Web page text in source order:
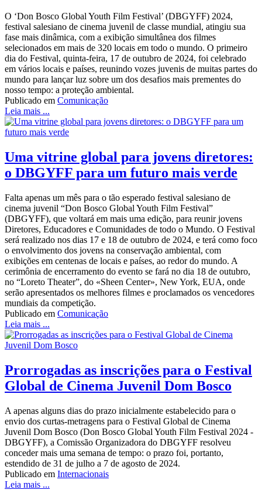
O ‘Don Bosco Global Youth Film Festival’ (DBGYFF) 2024,
festival salesiano de cinema juvenil de classe mundial, atingiu sua
fase mais dinâmica, com a exibição simultânea dos filmes
selecionados em mais de 320 locais em todo o mundo. O primeiro
dia do Festival, quinta-feira, 17 de outubro de 2024, foi celebrado
em vários locais e países, reunindo vozes juvenis de muitas partes do
mundo para lançar luz sobre um dos desafios mais prementes do
nosso tempo: a proteção ambiental.
Publicado em Comunicação
Leia mais ...
Uma vitrine global para jovens diretores:
o DBGYFF para um futuro mais verde
Falta apenas um mês para o tão esperado festival salesiano de
cinema juvenil “Don Bosco Global Youth Film Festival”
(DBGYFF), que voltará em mais uma edição, para reunir jovens
Diretores, Educadores e Comunidades de todo o Mundo. O Festival
será realizado nos dias 17 e 18 de outubro de 2024, e terá como foco
o envolvimento dos jovens na conservação ambiental, com
exibições em centenas de locais e países, ao redor do mundo. A
cerimônia de encerramento do evento se fará no dia 18 de outubro,
no “Loreto Theater”, do «Sheen Center», New York, EUA, onde
serão apresentados os melhores filmes e proclamados os vencedores
mundiais da competição.
Publicado em Comunicação
Leia mais ...
Prorrogadas as inscrições para o Festival
Global de Cinema Juvenil Dom Bosco
A apenas alguns dias do prazo inicialmente estabelecido para o
envio dos curtas-metragens para o Festival Global de Cinema
Juvenil Dom Bosco (Don Bosco Global Youth Film Festival 2024 -
DBGYFF), a Comissão Organizadora do DBGYFF resolveu
conceder mais uma semana de tempo: o prazo foi, portanto,
estendido de 31 de julho a 7 de agosto de 2024.
Publicado em Internacionais
Leia mais ...